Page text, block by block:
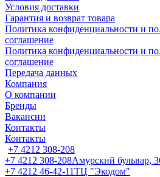
Условия доставки
Гарантия и возврат товара
Политика конфиденциальности и
соглашение
Политика конфиденциальности и
соглашение
Передача данных
Компания
О компании
Бренды
Вакансии
Контакты
Контакты
+7 4212 308-208
+7 4212 308-208Амурский бульвар,
+7 4212 46-42-11ТЦ "Экодом"